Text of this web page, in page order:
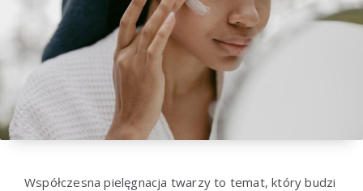
Współczesna pielęgnacja twarzy to temat, który budzi